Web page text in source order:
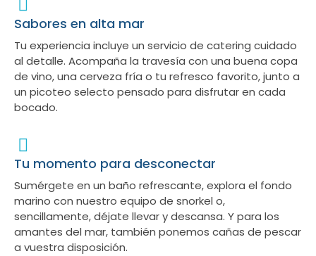
Sabores en alta mar
Tu experiencia incluye un servicio de catering cuidado
al detalle. Acompaña la travesía con una buena copa
de vino, una cerveza fría o tu refresco favorito, junto a
un picoteo selecto pensado para disfrutar en cada
bocado.
Tu momento para desconectar
Sumérgete en un baño refrescante, explora el fondo
marino con nuestro equipo de snorkel o,
sencillamente, déjate llevar y descansa. Y para los
amantes del mar, también ponemos cañas de pescar
a vuestra disposición.